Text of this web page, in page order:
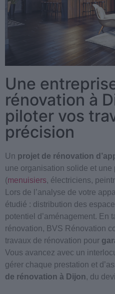
Une
rénovation à
piloter vos
précision
Un projet de rénovation
une organisation solide et
(menuisiers, électriciens,
Lors de l’analyse de votre
étudié : distribution des
potentiel d’aménagement. En
rénovation, BVS Rénovation
travaux de rénovation pour
Vous avancez avec un
gérer chaque prestation et
de rénovation à Dijon, du